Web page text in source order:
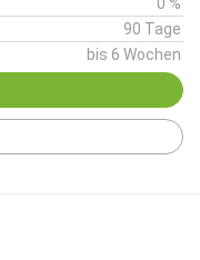
90 Tage
bis 6 Wochen